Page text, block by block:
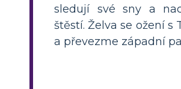
sledují své sny a
štěstí. Želva se ožení s
a převezme západní